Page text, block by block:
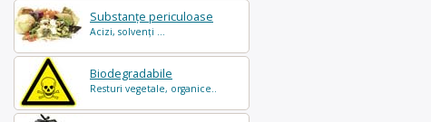
Substanțe periculoase
Acizi, solvenți ...
Biodegradabile
Resturi vegetale, organice..